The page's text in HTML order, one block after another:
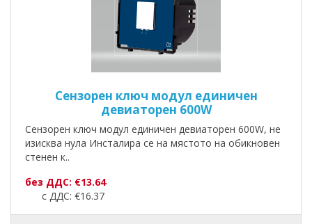
Сензорен ключ модул единичен
девиаторен 600W
Сензорен ключ модул единичен девиаторен 600W, не
изисква нула Инсталира се на мястото на обикновен
стенен к..
без ДДС: €13.64
с ДДС: €16.37